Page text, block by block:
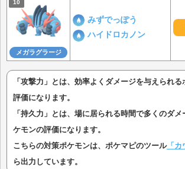
メガラグラージ
みずでっぽう
ハイドロカノン
「攻撃力」とは、効率よくダメージを与えられ
評価になります。
「持久力」とは、場に居られる時間で多くのダ
ケモンの評価になります。
こちらの対策ポケモンは、ポケマピのツール「カ
ら出力しています。